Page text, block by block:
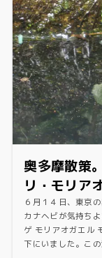
奥多摩散策
リ・モリア
６月１４日、東京
カナヘビが気持ち
ゲ モリアオガエル
下にいました。こ